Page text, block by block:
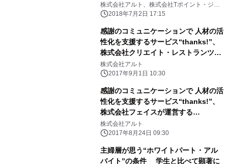
ミュニケーションサービス「thanks!
(サンクス)」 Tポイント・ジャパンとT
株式会社アルト、株式会社Tポイント・ジャ
パン2018年7月2日 17:15
感謝のコミュニケーションで 人材の活
性化を支援するサービス“thanks!”、
株式会社クリエイト・レストランツ店
舗での導入事例を公開
株式会社アルト
2017年9月1日 10:30
感謝のコミュニケーションで 人材の活
性化を支援するサービス“thanks!”、
株式会社フェイスが運営する
TSUTAYA店舗での導入事例を公開
株式会社アルト
2017年8月24日 09:30
主婦層が思う“ホワイトパート・アル
バイト”の条件 学生と比べて顕著に